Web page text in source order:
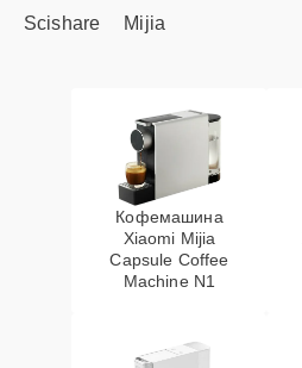
Scishare
Mijia
Кофемашина
Xiaomi Mijia
Capsule Coffee
Machine N1